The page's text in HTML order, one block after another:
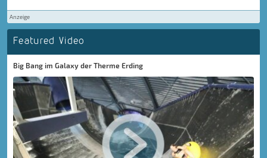
Anzeige
Featured Video
Big Bang im Galaxy der Therme Erding